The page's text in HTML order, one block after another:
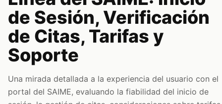
de Sesión, Verificación
de Citas, Tarifas y
Soporte
Una mirada detallada a la experiencia del usuario con el
portal del SAIME, evaluando la fiabilidad del inicio de